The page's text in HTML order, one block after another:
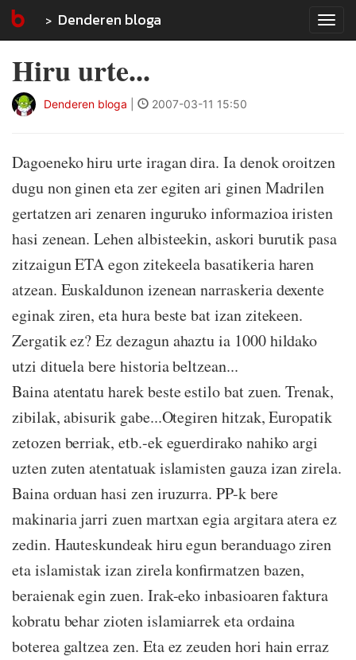
Denderen bloga
Hiru urte...
Denderen bloga 2007-03-11 15:50
Dagoeneko hiru urte iragan dira. Ia denok oroitzen
dugu non ginen eta zer egiten ari ginen Madrilen
gertatzen ari zenaren inguruko informazioa iristen
hasi zenean. Lehen albisteekin, askori burutik pasa
zitzaigun ETA egon zitekeela basatikeria haren
atzean. Euskaldunon izenean narraskeria dexente
eginak ziren, eta hura beste bat izan zitekeen.
Zergatik ez? Ez dezagun ahaztu ia 1000 hildako
utzi dituela bere historia beltzean...
Baina atentatu harek beste estilo bat zuen. Trenak,
zibilak, abisurik gabe...Otegiren hitzak, Europatik
zetozen berriak, etb.-ek eguerdirako nahiko argi
uzten zuten atentatuak islamisten gauza izan zirela.
Baina orduan hasi zen iruzurra. PP-k bere
makinaria jarri zuen martxan egia argitara atera ez
zedin. Hauteskundeak hiru egun beranduago ziren
eta islamistak izan zirela konfirmatzen bazen,
beraienak egin zuen. Irak-eko inbasioaren faktura
kobratu behar zioten islamiarrek eta ordaina
boterea galtzea zen. Eta ez zeuden hori hain erraz